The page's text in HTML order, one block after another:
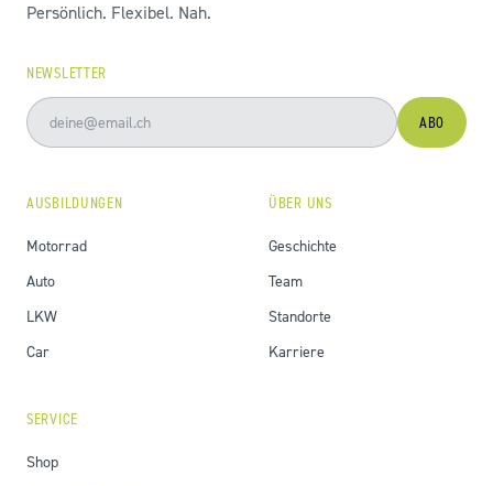
Persönlich. Flexibel. Nah.
NEWSLETTER
ABO
AUSBILDUNGEN
Motorrad
Auto
LKW
Car
ÜBER UNS
Geschichte
Team
Standorte
Karriere
SERVICE
Shop